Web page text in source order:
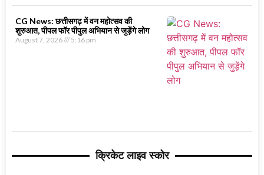
CG News: छत्तीसगढ़ में वन महोत्सव की
शुरुआत, पीपल फॉर पीपुल अभियान से जुड़ेंगे लोग
August 7, 2026 5:16 pm
क्रिकेट लाइव स्कोर